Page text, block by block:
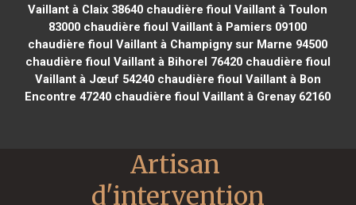
Vaillant à Claix 38640 chaudière fioul Vaillant à Toulon
83000 chaudière fioul Vaillant à Pamiers 09100
chaudière fioul Vaillant à Champigny sur Marne 94500
chaudière fioul Vaillant à Bihorel 76420chaudière fioul
Vaillant à Jœuf 54240chaudière fioul Vaillant à Bon
Encontre 47240 chaudière fioul Vaillant à Grenay 62160
Artisan
d'intervention